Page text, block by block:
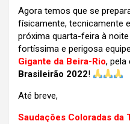
Agora temos que se
físicamente, tecnicamente
próxima quarta-feira à
fortíssima e perigosa
Gigante da Beira-Rio, pela
Brasileirão 2022!
Até breve,
Saudações Coloradas da